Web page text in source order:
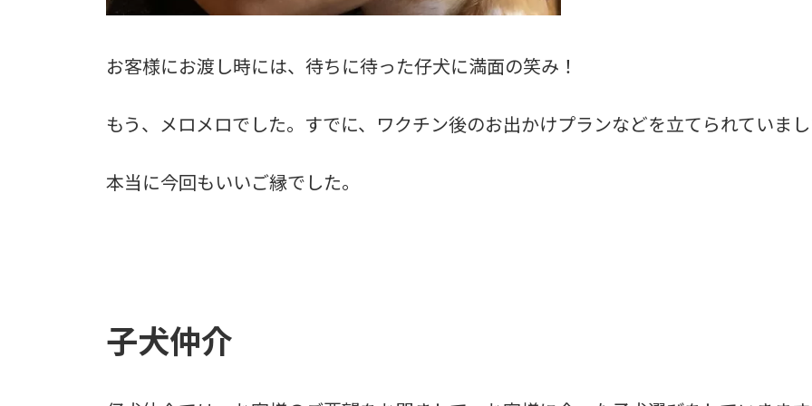
お客様にお渡し時には、待ちに待った仔犬に満面の笑み！
もう、メロメロでした。すでに、ワクチン後のお出かけプランなどを立てられていま
本当に今回もいいご縁でした。
子犬仲介